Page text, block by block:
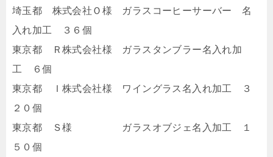
埼玉都 株式会社Ｏ様 ガラスコーヒーサーバー 名
入れ加工 ３６個
東京都 Ｒ株式会社様 ガラスタンブラー名入れ加
工 ６個
東京都 Ｉ株式会社様 ワイングラス名入れ加工 ３
２０個
東京都 Ｓ様 ガラスオブジェ名入加工 １
５０個